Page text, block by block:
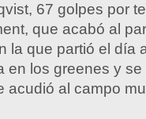
67 golpes por
que acabó al
la que partió el día
en los greenes y
acudió al campo